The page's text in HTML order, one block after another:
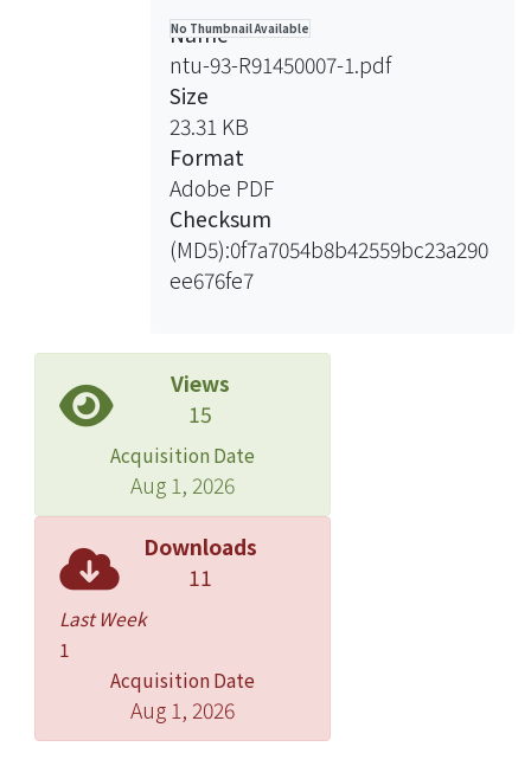
牙本質基質蛋白-1(DMP-1；Dentin
Matrix Protein-1)是參與牙齒及骨骼鈣
化過程的一個非膠原性蛋白質。在骨生
成 (osteogenesis)及齒質形成
(dentinogenesis)過程，骨細胞
(osteoblasts)與齒質母細胞
(odontoblasts)會分泌非膠原性蛋白，
並在細胞外形成基質(ECM)，其中一類
非膠原性的蛋白稱為SIBLING家族
Binding Ligand, N-linked
Glycoprotein)。而牙本質基質蛋
白-1(DMP-1)是這家族蛋白的一個成
員。這些SIBLING家族的蛋白質具有許
多共同的特性，例如，含有大量的唾液
酸(sialic acid)、磷酸鹽成分，以及精氨
酸-甘氨酸-天門冬氨酸(Arginine-
Glycine-Aspartic acid；RGD
sequence)細胞結合序列，此類酸性蛋
灰石(hydroxyapatite)結合，幫助羥基
磷灰石晶體形成與組織礦化。
No Thumbnail Available
Name
ntu-93-R91450007-1.pdf
Size
23.31 KB
Format
Adobe PDF
Checksum
(MD5):0f7a7054b8b42559bc23a290
ee676fe7
Views
15
Acquisition Date
Aug 1, 2026
Downloads
11
Last Week
1
Acquisition Date
Aug 1, 2026